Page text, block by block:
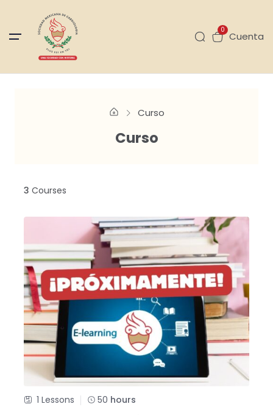
0
Cuenta
Curso
Curso
3 Courses
1 Lessons 50 hours